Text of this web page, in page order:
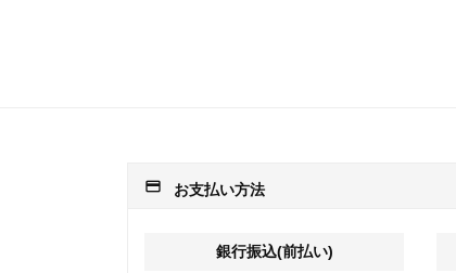
payment お支払い方法
銀行振込(前払い)